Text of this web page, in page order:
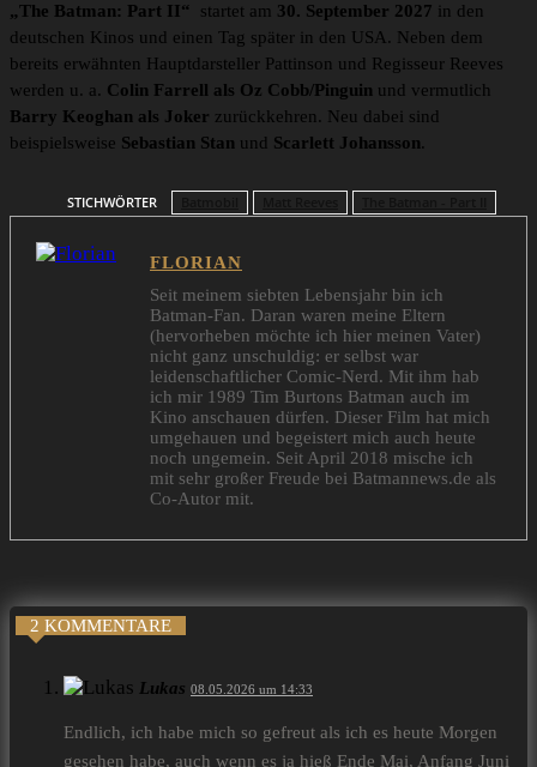
„The Batman: Part II“ startet am 30. September 2027 in den
deutschen Kinos und einen Tag später in den USA. Neben dem
bereits erwähnten Hauptdarsteller Pattinson und Regisseur Reeves
werden u. a. Colin Farrell als Oz Cobb/Pinguin und vermutlich
Barry Keoghan als Joker zurückkehren. Neu dabei sind
beispielsweise Sebastian Stan und Scarlett Johansson.
STICHWÖRTER
FLORIAN
Seit meinem siebten Lebensjahr bin ich
Batman-Fan. Daran waren meine Eltern
(hervorheben möchte ich hier meinen Vater)
nicht ganz unschuldig: er selbst war
leidenschaftlicher Comic-Nerd. Mit ihm hab
ich mir 1989 Tim Burtons Batman auch im
Kino anschauen dürfen. Dieser Film hat mich
umgehauen und begeistert mich auch heute
noch ungemein. Seit April 2018 mische ich
mit sehr großer Freude bei Batmannews.de als
Co-Autor mit.
2 KOMMENTARE
Lukas 08.05.2026 um 14:33
Endlich, ich habe mich so gefreut als ich es heute Morgen
gesehen habe, auch wenn es ja hieß Ende Mai, Anfang Juni